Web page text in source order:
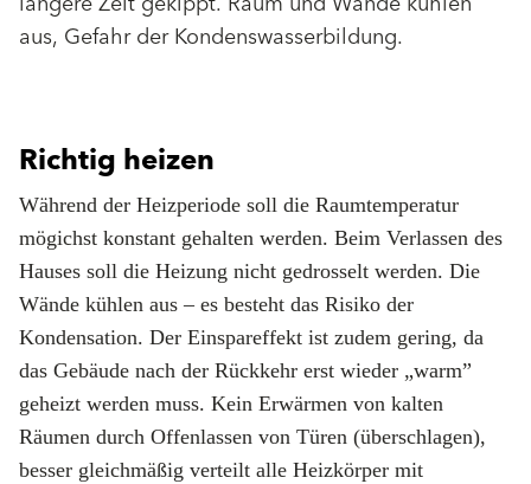
aus, Gefahr der Kondenswasserbildung.
Richtig heizen
Während der Heizperiode soll die Raumtemperatur
mögichst konstant gehalten werden. Beim Verlassen des
Hauses soll die Heizung nicht gedrosselt werden. Die
Wände kühlen aus – es besteht das Risiko der
Kondensation. Der Einspareffekt ist zudem gering, da
das Gebäude nach der Rückkehr erst wieder „warm”
geheizt werden muss. Kein Erwärmen von kalten
Räumen durch Offenlassen von Türen (überschlagen),
besser gleichmäßig verteilt alle Heizkörper mit